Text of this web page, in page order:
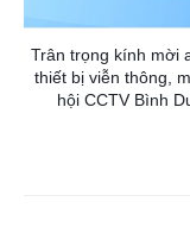
Trân trọng kính mời
thiết bị viễn thông,
hội CCTV Bình